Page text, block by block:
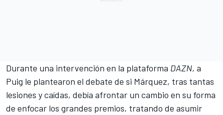
Durante una intervención en la plataforma DAZN, a
Puig le plantearon el debate de si Márquez, tras tantas
lesiones y caídas, debía afrontar un cambio en su forma
de enfocar los grandes premios, tratando de asumir